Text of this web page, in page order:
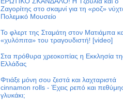
Ζαγορίτης στο σκαμνί για τη «ροζ»
Πολεμικό Μουσείο
Το φλερτ της Σταμάτη στον Ματιάμπα
«χυλόπιτα» του τραγουδιστή! [video]
Στα πρόθυρα χρεοκοπίας η Εκκλησία
Ελλάδας
Φτιάξε μόνη σου ζεστά και λαχταριστά
cinnamon rolls - Έχεις ρεπό και
γλυκάκι;